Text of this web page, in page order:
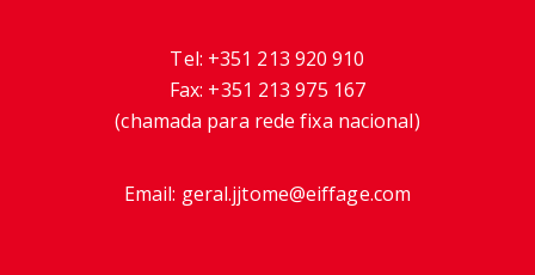
Tel: +351 213 920 910
Fax: +351 213 975 167
(chamada para rede fixa nacional)
Email: geral.jjtome@eiffage.com